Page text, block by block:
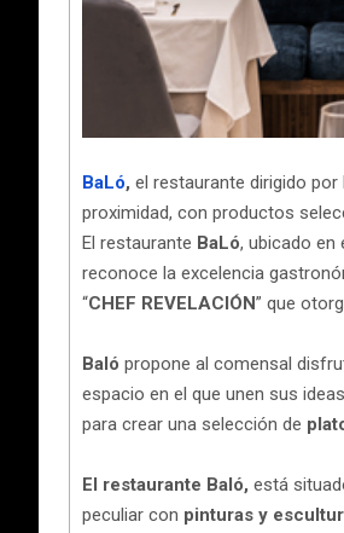
BaLó, el restaurante dirigido
proximidad, con productos
El restaurante BaLó, ubicado en
reconoce la excelencia
“CHEF REVELACIÓN” que
Baló propone al comensal
espacio en el que unen sus
para crear una selección de
El restaurante Baló, está
peculiar con pinturas y